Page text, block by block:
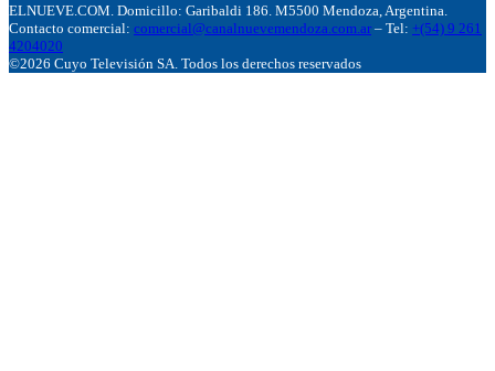
ELNUEVE.COM. Domicillo: Garibaldi 186. M5500 Mendoza, Argentina.
Contacto comercial: comercial@canalnuevemendoza.com.ar – Tel: +(54) 9 261
4204020
©2026 Cuyo Televisión SA. Todos los derechos reservados